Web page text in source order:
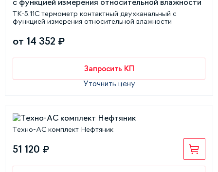
ТК-5.11С термометр контактный двухканальный с
функцией измерения относительной влажности
от 14 352 ₽
Запросить КП
Уточнить цену
Техно-АС комплект Нефтяник
51 120 ₽